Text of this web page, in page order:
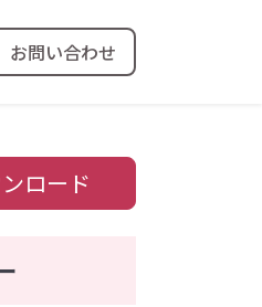
お問い合わせ
ロード